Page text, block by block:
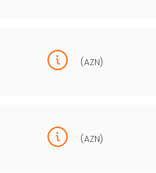
(AZN)
(AZN)